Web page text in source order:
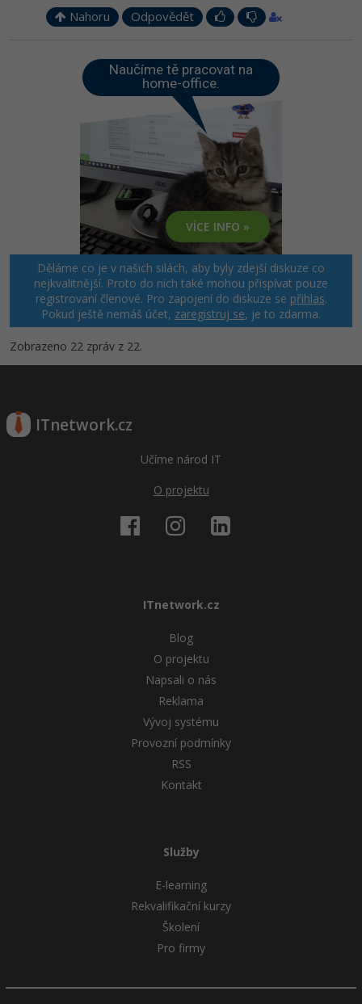
Nahoru Odpovědět
Naučíme tě pracovat na
home-office.
VÍCE INFO »
Děláme co je v našich silách, aby byly zdejší diskuze co
nejkvalitnější. Proto do nich také mohou přispívat pouze
registrovaní členové. Pro zapojení do diskuze se přihlas.
Pokud ještě nemáš účet, zaregistruj se, je to zdarma.
Zobrazeno 22 zpráv z 22.
ITnetwork.cz
Učíme národ IT
O projektu
ITnetwork.cz
Blog
O projektu
Napsali o nás
Reklama
Vývoj systému
Provozní podmínky
RSS
Kontakt
Služby
E-learning
Rekvalifikační kurzy
Školení
Pro firmy